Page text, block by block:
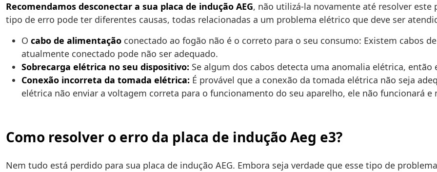
Recomendamos desconectar a sua placa de indução AEG, não utilizá-la novamente até resolver
tipo de erro pode ter diferentes causas, todas relacionadas a um problema elétrico que deve ser
O cabo de alimentação conectado ao fogão não é o correto para o seu consumo: Existem cabos
atualmente conectado pode não ser adequado.
Sobrecarga elétrica no seu dispositivo: Se algum dos cabos detecta uma anomalia elétrica,
Conexão incorreta da tomada elétrica: É provável que a conexão da tomada elétrica não seja
elétrica não enviar a voltagem correta para o funcionamento do seu aparelho, ele não funcionará e
Como resolver o erro da placa de indução Aeg e3?
Nem tudo está perdido para sua placa de indução AEG. Embora seja verdade que esse tipo de